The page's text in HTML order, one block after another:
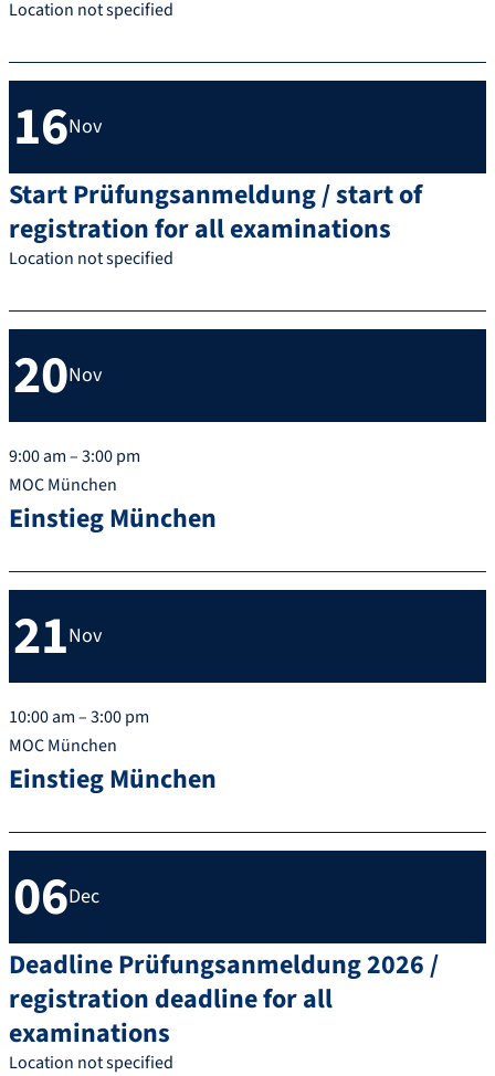
Location not specified
16Nov
Start Prüfungsanmeldung / start of
registration for all examinations
Location not specified
20Nov
9:00 am – 3:00 pm
Einstieg München
MOC München
21Nov
10:00 am – 3:00 pm
Einstieg München
MOC München
06Dec
Deadline Prüfungsanmeldung 2026 /
registration deadline for all
examinations
Location not specified